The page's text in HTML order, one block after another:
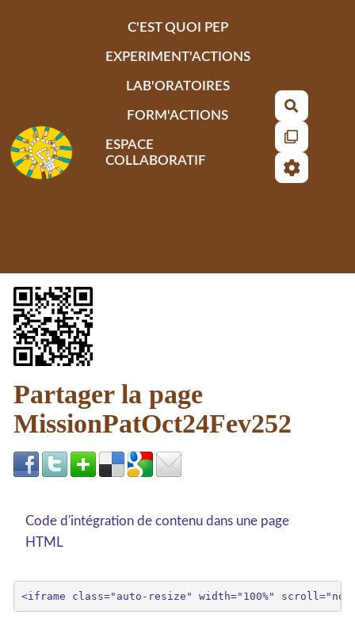
C'EST QUOI PEP
EXPERIMENT'ACTIONS
LAB'ORATOIRES
FORM'ACTIONS
ESPACE
COLLABORATIF
Partager la page
MissionPatOct24Fev252
Code d'intégration de contenu dans une page
HTML